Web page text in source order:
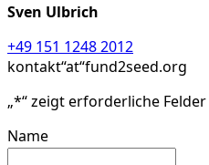
Sven Ulbrich
+49 151 1248 2012
kontakt“at“fund2seed.org
„*“ zeigt erforderliche Felder
Name